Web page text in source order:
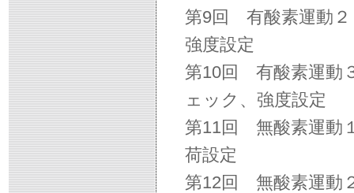
第9回 有酸素運動
強度設定
第10回 有酸素運動
ェック、強度設定
第11回 無酸素運動
荷設定
第12回 無酸素運動